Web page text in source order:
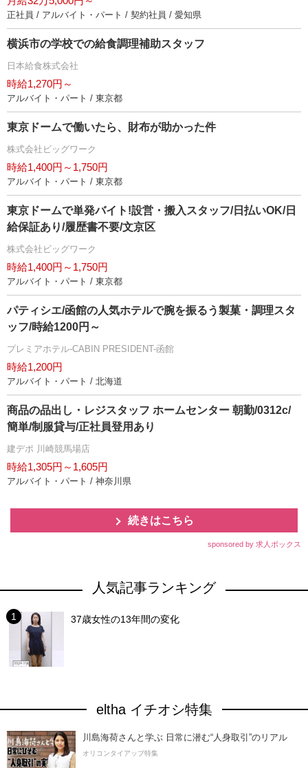
正社員 / アルバイト・パート / 契約社員 / 愛知県
横浜市の学校での給食調理補助スタッフ
日本給食株式会社
時給1,270円～
アルバイト・パート / 東京都
東京ドームで働いたら、財布が助かった件
株式会社ビッグワーク
時給1,400円～1,750円
アルバイト・パート / 東京都
東京ドームで単発バイト!設営・搬入スタッフ/日払いOK/日
給保証あり/履歴書不要/文京区
株式会社ビッグワーク
時給1,400円～1,750円
アルバイト・パート / 東京都
パティシエ/函館の人気ホテルで腕を振るう製菓・調理スタ
ッフ/時給1200円～
プレミアホテル-CABIN PRESIDENT-函館
時給1,200円
アルバイト・パート / 北海道
商品の品出し・レジスタッフ ホームセンター 朝勤/0312c/
簡単/制服貸与/正社員登用あり
建デポ 川崎競馬場店
時給1,305円～1,605円
アルバイト・パート / 神奈川県
続きはこちら
sponsored by 求人ボックス
人気記事ランキング
37歳女性の13年間の変化
eltha イチオシ特集
川島海荷さんと学ぶ 日常に潜む“人身取引”のリアル
オリコンタイアップ特集